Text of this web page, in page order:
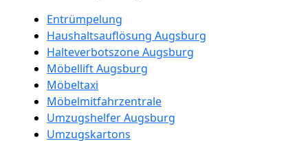
Entrümpelung
Haushaltsauflösung Augsburg
Halteverbotszone Augsburg
Möbellift Augsburg
Möbeltaxi
Möbelmitfahrzentrale
Umzugshelfer Augsburg
Umzugskartons